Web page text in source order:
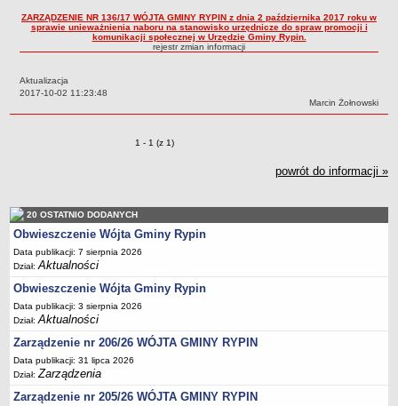
Dane statystyczne
Zadania publiczne
Związki i stowarzyszenia
Rejestr instytucji kultury
URZĄD GMINY
Dane teleadresowe
Tabela informacyjna
Czas pracy urzędu
Nr konta bankowego, NIP, REGON
Pracownicy urzędu - urząd gminy
Pracownicy urzędu - baza magazynowo - warsztatowa
Kompetencje referatów
Regulamin organizacyjny
ZARZĄDZENIE NR 136/17 WÓJTA GMINY RYPIN z dnia 2 października 2017 roku w
sprawie unieważnienia naboru na stanowisko urzędnicze do spraw promocji i
komunikacji społecznej w Urzędzie Gminy Rypin.
rejestr zmian informacji
Aktualizacja
Data:
2017-10-02 11:23:48
Autor:
Marcin Żołnowski
Zmiany o pozycjach
1 - 1 (z 1)
powrót do informacji »
20 OSTATNIO DODANYCH
Obwieszczenie Wójta Gminy Rypin
Data publikacji: 7 sierpnia 2026
Dział:Aktualności
Obwieszczenie Wójta Gminy Rypin
Data publikacji: 3 sierpnia 2026
Dział:Aktualności
Zarządzenie nr 206/26 WÓJTA GMINY RYPIN
Data publikacji: 31 lipca 2026
Dział:Zarządzenia
Zarządzenie nr 205/26 WÓJTA GMINY RYPIN